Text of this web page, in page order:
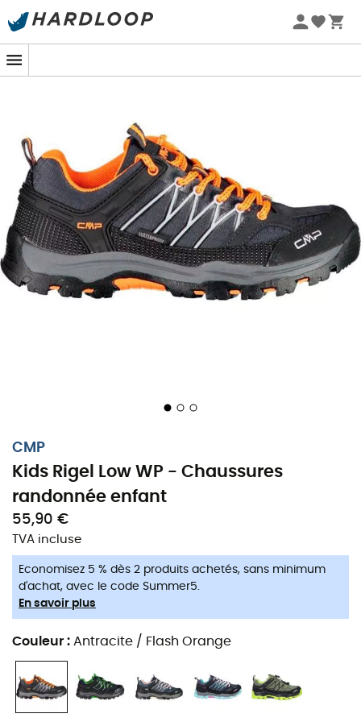
Promos d'été 🔥 -5 % EXTRA dès 2 produits* code Summer5
-5% Extra - Code Summer5
CMP
Kids Rigel Low WP - Chaussures
randonnée enfant
55,90 €
TVA incluse
Economisez 5 % dès 2 produits achetés, sans minimum
d'achat, avec le code Summer5.
En savoir plus
Couleur : Antracite / Flash Orange
CMP Kids Rigel Low WP : confort et
protection pour les jeunes aventuriers !
Les chaussures de randonnée pour